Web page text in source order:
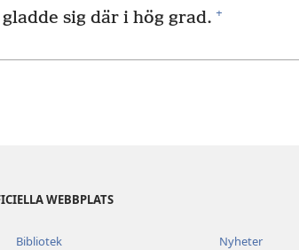
sig där i hög grad. +
WEBBPLATS
Bibliotek Nyheter